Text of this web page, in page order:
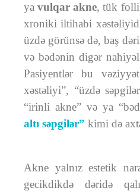
yavulqar akne, tük
xroniki iltihabi
üzdə görünsə də, baş
və bədənin digər
Pasiyentlər bu
xəstəliyi”, “üzdə
“irinli akne” və ya
altı səpgilər” kimi də
Akne yalnız estetik
gecikdikdə dəridə